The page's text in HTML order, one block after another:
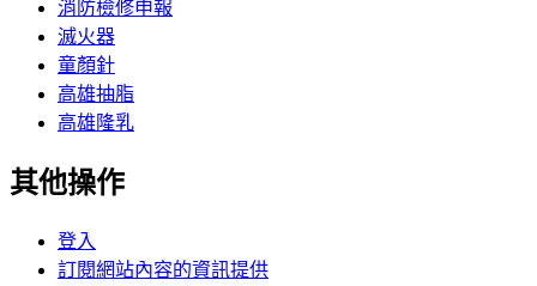
消防檢修申報
滅火器
童顏針
高雄抽脂
高雄隆乳
其他操作
登入
訂閱網站內容的資訊提供